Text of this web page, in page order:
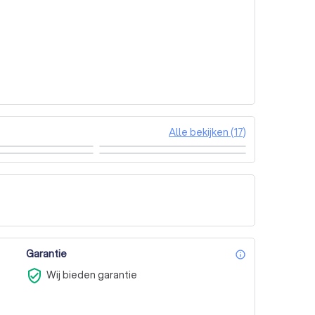
Alle bekijken (17)
Garantie
verified_user Wij bieden garantie